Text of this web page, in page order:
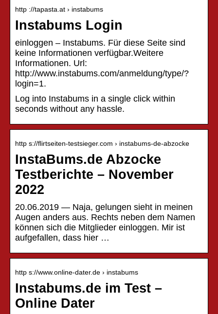
http ://tapasta.at › instabums
Instabums Login
einloggen – Instabums. Für diese Seite sind
keine Informationen verfügbar.Weitere
Informationen. Url:
http://www.instabums.com/anmeldung/type/?
login=1.
Log into Instabums in a single click within
seconds without any hassle.
http s://flirtseiten-testsieger.com › instabums-de-abzocke
InstaBums.de Abzocke
Testberichte – November
2022
20.06.2019 — Naja, gelungen sieht in meinen
Augen anders aus. Rechts neben dem Namen
können sich die Mitglieder einloggen. Mir ist
aufgefallen, dass hier …
http s://www.online-dater.de › instabums
Instabums.de im Test –
Online Dater